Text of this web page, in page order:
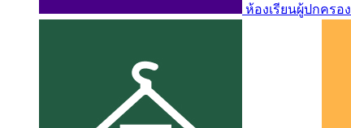
ห้องเรียนผู้ปกครอง